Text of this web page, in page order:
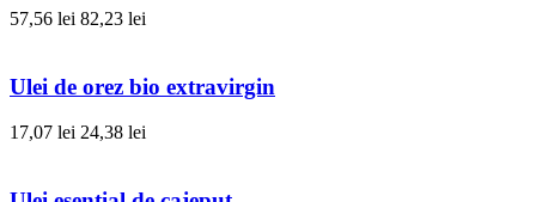
57,56 lei 82,23 lei
Ulei de orez bio extravirgin
17,07 lei 24,38 lei